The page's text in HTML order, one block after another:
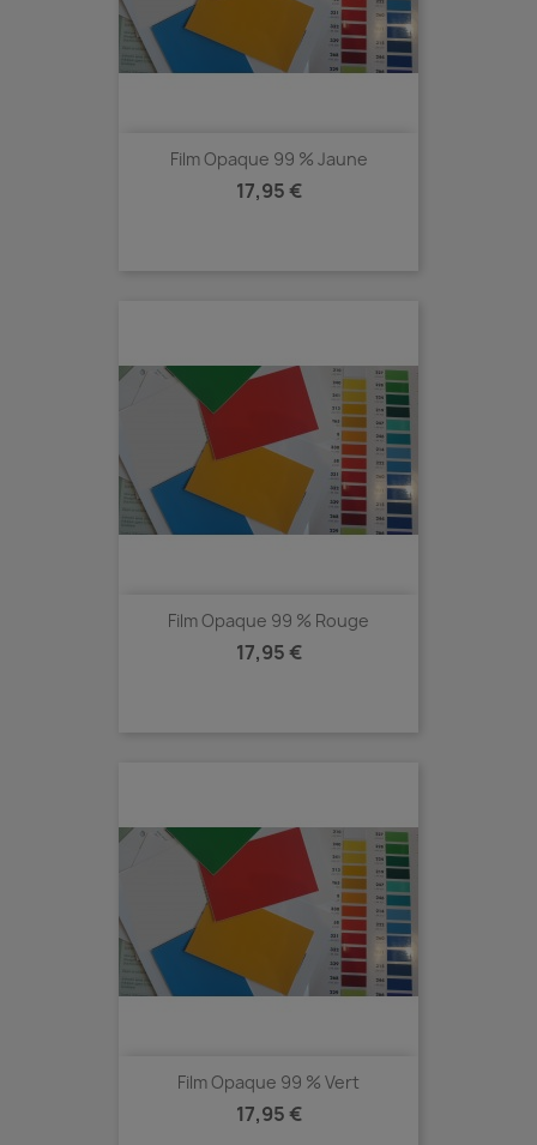
Film Opaque 99 % Jaune
Prix
17,95 €
Film Opaque 99 % Rouge
Prix
17,95 €
Film Opaque 99 % Vert
Prix
17,95 €